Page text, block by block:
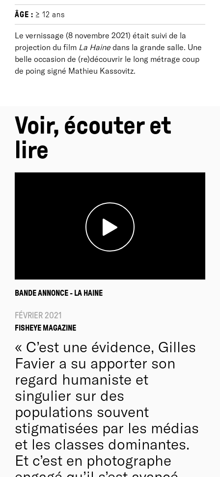
ÂGE : ≥ 12 ans
Le vernissage (8 novembre 2021) était suivi de la
projection du film La Haine dans la grande salle. Une
belle occasion de (re)découvrir le long métrage coup
de poing signé Mathieu Kassovitz.
Voir, écouter et
lire
BANDE ANNONCE - LA HAINE
FÉVRIER 2021
FISHEYE MAGAZINE
C’est une évidence, Gilles
Favier a su apporter son
regard humaniste et
singulier sur des
populations souvent
stigmatisées par les médias
et les classes dominantes.
Et c’est en photographe